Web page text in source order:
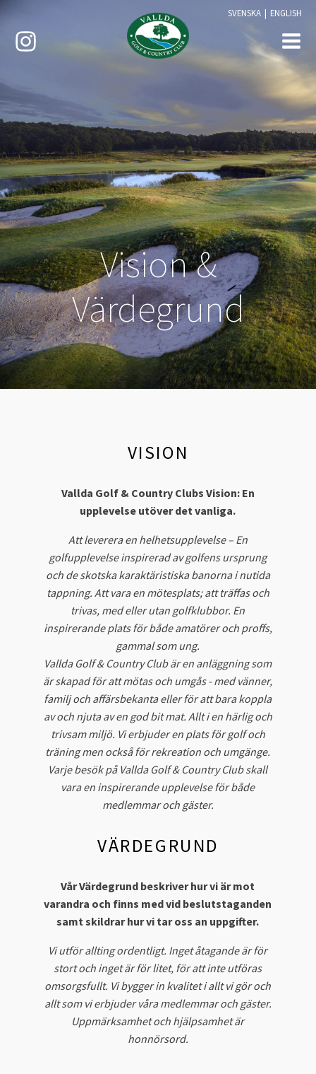
SVENSKA | ENGLISH
Vision &
Värdegrund
VISION
Vallda Golf & Country Clubs Vision: En
upplevelse utöver det vanliga.
Att leverera en helhetsupplevelse – En
golfupplevelse inspirerad av golfens ursprung
och de skotska karaktäristiska banorna i nutida
tappning. Att vara en mötesplats; att träffas och
trivas, med eller utan golfklubbor. En
inspirerande plats för både amatörer och proffs,
gammal som ung.
Vallda Golf & Country Club är en anläggning som
är skapad för att mötas och umgås - med vänner,
familj och affärsbekanta eller för att bara koppla
av och njuta av en god bit mat. Allt i en härlig och
trivsam miljö. Vi erbjuder en plats för golf och
träning men också för rekreation och umgänge.
Varje besök på Vallda Golf & Country Club skall
vara en inspirerande upplevelse för både
medlemmar och gäster.
VÄRDEGRUND
Vår Värdegrund beskriver hur vi är mot
varandra och finns med vid beslutstaganden
samt skildrar hur vi tar oss an uppgifter.
Vi utför allting ordentligt. Inget åtagande är för
stort och inget är för litet, för att inte utföras
omsorgsfullt. Vi bygger in kvalitet i allt vi gör och
allt som vi erbjuder våra medlemmar och gäster.
Uppmärksamhet och hjälpsamhet är
honnörsord.